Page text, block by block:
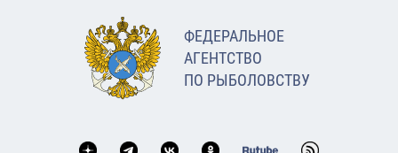
ФЕДЕРАЛЬНОЕ
АГЕНТСТВО
ПО РЫБОЛОВСТВУ